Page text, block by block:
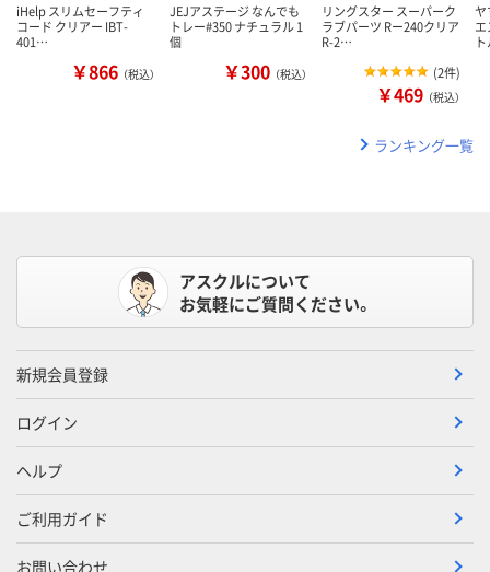
iHelp スリムセーフティ
コード クリアー IBT-
401…
￥866 （税込）
JEJアステージ なんでも
トレー#350 ナチュラル 1
個
￥300 （税込）
リングスター スーパーク
ラブパーツ Rー240クリア
R-2…
(2件)
￥469 （税込）
ヤ
ランキング一覧
アスクルについて
お気軽にご質問ください。
新規会員登録
ログイン
ヘルプ
ご利用ガイド
お問い合わせ